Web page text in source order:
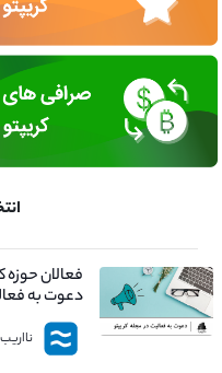
فعالان حوزه
دعوت به
نااریب